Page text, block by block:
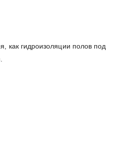
как гидроизоляции полов под